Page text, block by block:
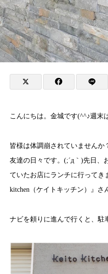
こんにちは。金城です(^^♪週末
皆様は体調崩されていませんか
友達の日々です。(;´д｀)先日、
ていたお店にランチに行ってき
kitchen（ケイトキッチン）』さ
ナビを頼りに進んで行くと、駐